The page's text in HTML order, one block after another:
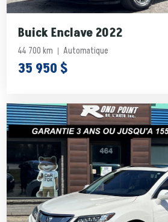
Buick Enclave 2022
44 700 km Automatique
35 950 $